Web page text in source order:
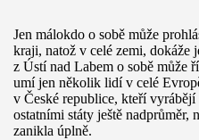
Jen málokdo o sobě může
kraji, natož v celé zemi,
z Ústí nad Labem o sobě může
umí jen několik lidí v celé
v České republice, kteří
ostatními státy ještě nadprůměr,
zanikla úplně.